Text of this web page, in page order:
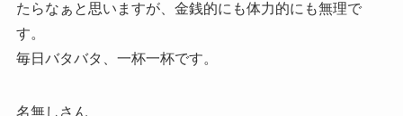
たらなぁと思いますが、金銭的にも体力的にも無理で
す。
毎日バタバタ、一杯一杯です。
名無しさん